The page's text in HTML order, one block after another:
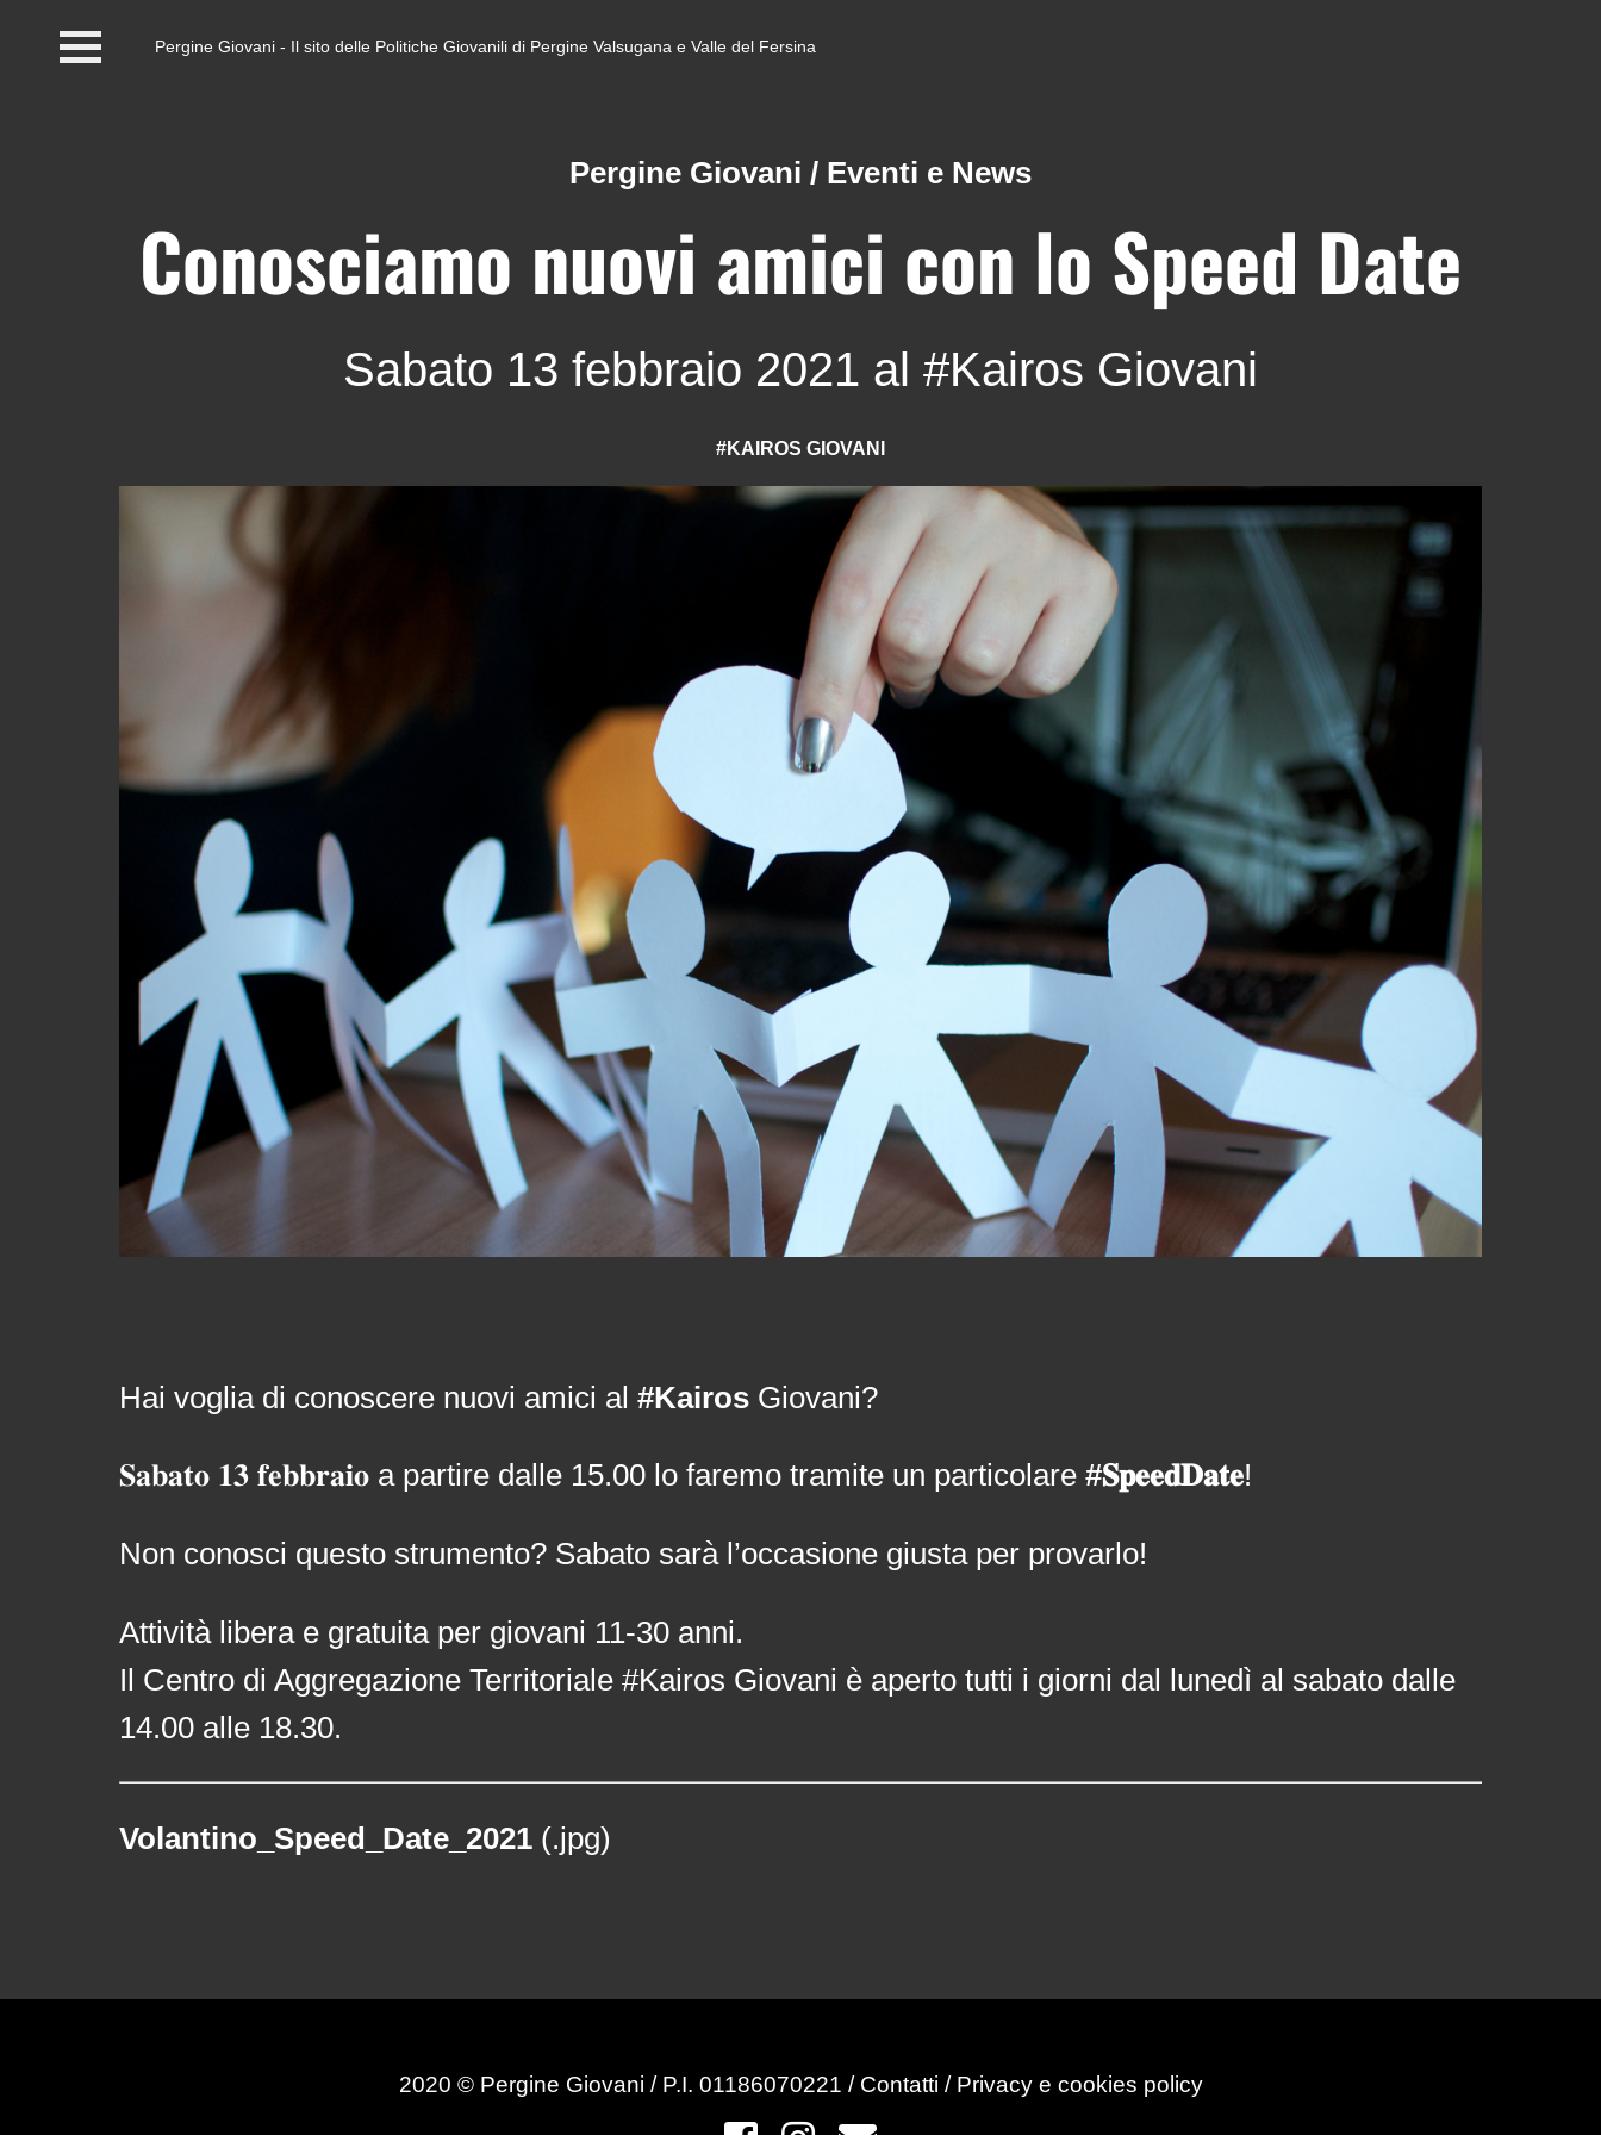
PGZ Pergine e Valle
Pergine Giovani - Il sito delle Politiche Giovanili di Pergine Valsugana e Valle del Fersina
Pergine Giovani / Eventi e News
Conosciamo nuovi amici con lo Speed Date
Sabato 13 febbraio 2021 al #Kairos Giovani
#KAIROS GIOVANI
Hai voglia di conoscere nuovi amici al #Kairos Giovani?
𝐒𝐚𝐛𝐚𝐭𝐨 𝟏𝟑 𝐟𝐞𝐛𝐛𝐫𝐚𝐢𝐨 a partire dalle 15.00 lo faremo tramite un particolare #𝐒𝐩𝐞𝐞𝐝𝐃𝐚𝐭𝐞!
Non conosci questo strumento? Sabato sarà l’occasione giusta per provarlo!
Attività libera e gratuita per giovani 11-30 anni.
Il Centro di Aggregazione Territoriale #Kairos Giovani è aperto tutti i giorni dal lunedì al sabato dalle
14.00 alle 18.30.
Volantino_Speed_Date_2021 (.jpg)
2020 © Pergine Giovani / P.I. 01186070221 / Contatti / Privacy e cookies policy